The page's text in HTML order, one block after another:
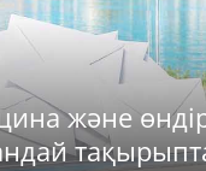
және